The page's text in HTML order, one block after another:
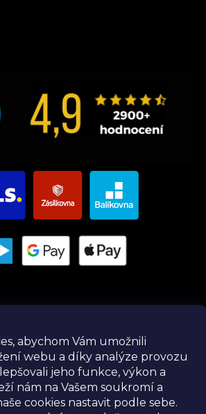
abychom Vám umožnili
webu a díky analýze provozu
jeho funkce, výkon a
nám na Vašem soukromí a
cookies nastavit podle sebe.
Instagram